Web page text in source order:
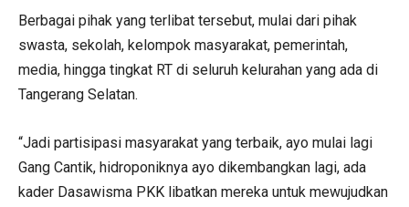
Berbagai pihak yang terlibat tersebut, mulai dari pihak
swasta, sekolah, kelompok masyarakat, pemerintah,
media, hingga tingkat RT di seluruh kelurahan yang ada di
Tangerang Selatan.
“Jadi partisipasi masyarakat yang terbaik, ayo mulai lagi
Gang Cantik, hidroponiknya ayo dikembangkan lagi, ada
kader Dasawisma PKK libatkan mereka untuk mewujudkan